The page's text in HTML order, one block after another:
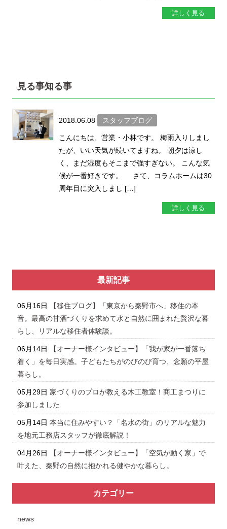
詳しく見る
見る事知る事
2018.06.08 スタッフブログ
こんにちは、営業・小林です。 梅雨入りしまし
たが、いい天気が続いてますね。 朝夕は涼し
く、まだ湿度もそこまで強すぎない。 こんな気
候が一番好きです。 さて、コラムホームは30
周年目に突入しまし […]
詳しく見る
最新記事
06月16日
【移住ブログ】「東京から秦野市へ」移住の本
音。最高の甘酒づくりを求めて水と自然に囲まれた贅沢な暮
らし、リアルな移住者体験談。
06月14日
【オーナー様インタビュー】「我が家が一番落ち
着く」を毎日実感。子どもたちがのびのび育つ、念願の平屋
暮らし。
05月29日 家づくりのプロが教える木工教室！商工まつりに
参加しました
05月14日 本当に住みやすい？「名水の街」のリアルな魅力
を地元工務店スタッフが徹底解説！
04月26日
【オーナー様インタビュー】「空気が動く家」で
叶えた、秦野の自然に抱かれる健やかな暮らし。
カテゴリー
news